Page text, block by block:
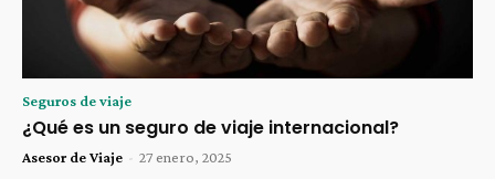
Seguros de viaje
¿Qué es un seguro de viaje internacional?
Asesor de Viaje - 27 enero, 2025